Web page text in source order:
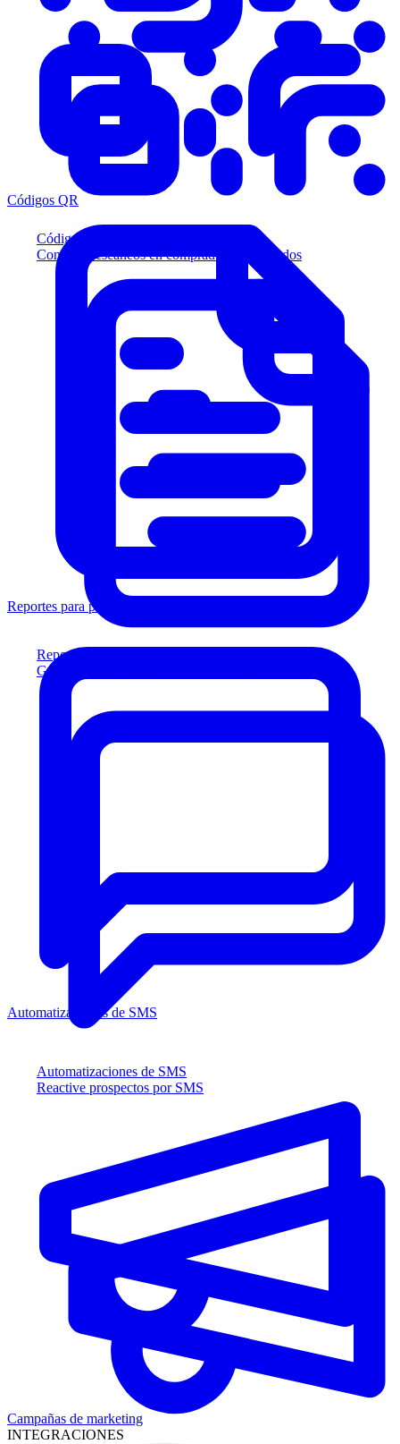
Códigos QR
Convierta escaneos en compradores calificados
Reportes para prestamistas
Genere reportes listos para el prestamista
Automatizaciones de SMS
Reactive prospectos por SMS
Códigos QR
Reportes para prestamistas
Automatizaciones de SMS
Campañas de marketing
INTEGRACIONES